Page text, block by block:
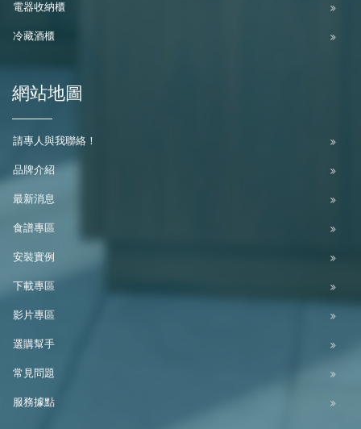
電器收納櫃
冷藏酒櫃
網站地圖
請專人與我聯絡！
品牌介紹
最新消息
食譜專區
安裝實例
下載專區
影片專區
選購幫手
常見問題
服務據點